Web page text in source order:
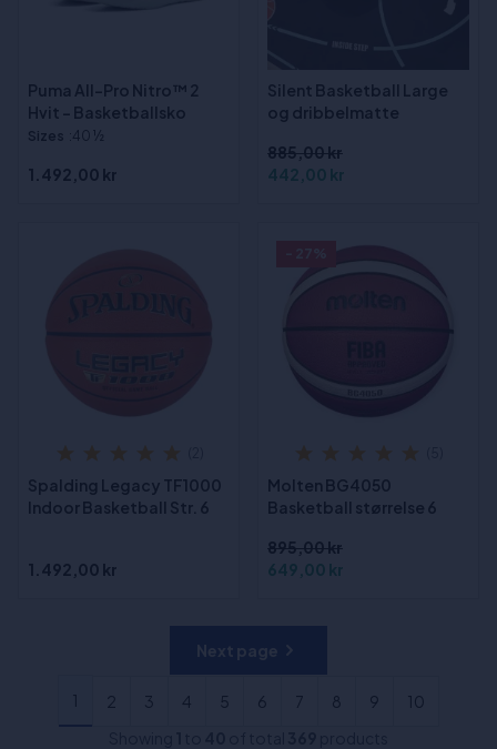
Puma All-Pro Nitro™ 2
Hvit - Basketballsko
Sizes :40 ½
1.492,00 kr
Silent Basketball Large
og dribbelmatte
885,00 kr
442,00 kr
Spalding Legacy TF1000
Indoor Basketball Str. 6
1.492,00 kr
Molten BG4050
Basketball størrelse 6
895,00 kr
649,00 kr
1 2 3 4 5 6 7 8 9
10